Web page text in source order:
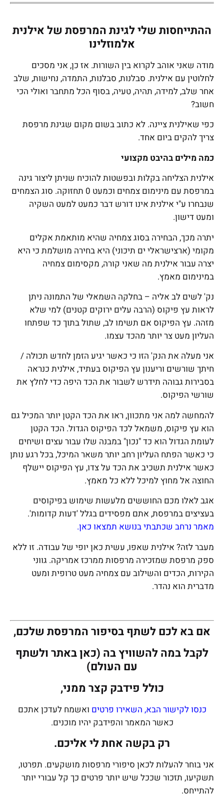
ההתייחסות שלי לגינת המרפסת של אילנית
אלמוזלינו
מודה שאני אוהב לקרוא בין השורות. אז כן, אני מסכים
לחלוטין עם אילנית. סבלנות, סבלנות, התמדה, נחישות, שלב
אחר שלב, למידה, תהיה, טעיה, בסוף הכל מתחבר ואולי הכי
חשוב?
כפי שאילנית ציינה. לא כתוב בשום מקום שגינת מרפסת
צריך להקים ביום אחד.
כמה מילים בהיבט מקצועי
אילנית הצליחה בקלות ובפשטות להוכיח שניתן ליצור גינה
במרפסת עם מינימום צמחים וכמעט 0 תחזוקה. סוג הצמחים
שנבחרו ע"י אילנית אינו דורש דבר כמעט למעט השקיה
ומעט דישון.
יתרה מכך, הבחירה בסוג צמחיה שהיא מותאמת אקלים
מקומי (ארצישראלי ים תיכוני) היא בחירה מושלמת כי היא
יצרה עבור אילנית מה שאני קורה, מקסימום צמחיה
במינימום מאמץ.
נק' לשים לב אליה – בחלקה השמאלי של התמונה ניתן
לראות עץ פיקוס (הרבה עלים ירוקים קטנים) למי שלא
מזהה. עץ הפיקוס אם תשימו לב, שתול בתוך כד שפתחו
העליון מעט צר יותר מהכד עצמו.
אני מעלה את הנק' הזו כי כאשר יגיע הזמן לחדש תכולה /
חיתך שורשים וריענון עץ הפיקוס בעתיד, אילנית כנראה
בסבירות גבוהה תידרש לשבור את הכד היפה כדי לחלץ את
שורשי הפיקוס.
להמחשה למה אני מתכוון, ראו את הכד הקטן יותר המכיל גם
הוא עץ פיקוס, משמאל לכד הפיקוס הגדול. הכד הקטן
לעומת הגדול הוא כד "נכון" במבנה שלו עבור עצים ושיחים
כי כאשר הפתח העליון רחב יותר משאר המיכל, בכל רגע נותן
כאשר אילנית תשכיב את הכד על צדו, עץ הפיקוס יישלף
החוצה אל מחוץ למיכל ללא כל מאמץ.
אגב לאלו מכם החוששים מלעשות שימוש בפיקוסים
בעציצים במרפסת, אתם מפסידים בגלל 'דעות קדומות'.
מאמר נרחב שכתבתי בנושא תמצאו כאן.
מעבר לזה? אילנית שאפו, עשית כאן יופי של עבודה. זו ללא
ספק מרפסת שמזכירה מרפסות ממרכז אמריקה. גווני
הקירות, הכדים והשילוב עם צמחיה מעט טרופית ומעט
מדברית הוא נהדר.
אם בא לכם לשתף בסיפור המרפסת שלכם,
לקבל במה להשוויץ בה (כאן באתר ולשתף
עם העולם)
כולל פידבק קצר ממני,
כנסו לקישור הבא, השאירו פרטים ואשמח לעדכן אתכם
כאשר המאמר והפידבק יהיו מוכנים.
רק בקשה אחת לי אליכם.
אני בוחר להעלות לכאן סיפורי מרפסות מושקעים. תפרטו,
תשקיעו, תזכור שככל שיש יותר פרטים כך קל עבורי יותר
להתייחס.